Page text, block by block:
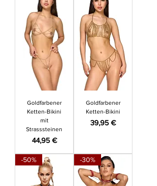
Goldfarbener
Ketten-Bikini
mit
Strasssteinen
Preis
44,95 €
Goldfarbener
Ketten-Bikini
Preis
39,95 €
-50% -30%